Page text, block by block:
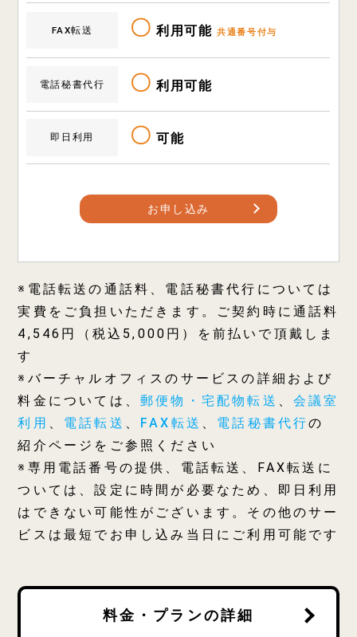
FAX転送 〇 利用可能共通番号付与
電話秘書代行 〇 利用可能
即日利用 〇 可能
お申し込み
※電話転送の通話料、電話秘書代行については
実費をご負担いただきます。ご契約時に通話料
4,546円（税込5,000円）を前払いで頂戴しま
す
※バーチャルオフィスのサービスの詳細および
料金については、 郵便物・宅配物転送 、会議室
利用 、 電話転送 、 FAX転送 、 電話秘書代行の
紹介ページをご参照ください
※専用電話番号の提供、電話転送、FAX転送に
ついては、設定に時間が必要なため、即日利用
はできない可能性がございます。その他のサー
ビスは最短でお申し込み当日にご利用可能です
料金・プランの詳細